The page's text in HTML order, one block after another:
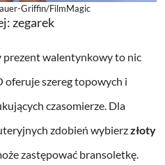
Griffin/FilmMagic
zegarek
prezent walentynkowy to nic
oferuje szereg topowych i
czasomierze. Dla
zdobień wybierzzłoty
zastępować bransoletkę.